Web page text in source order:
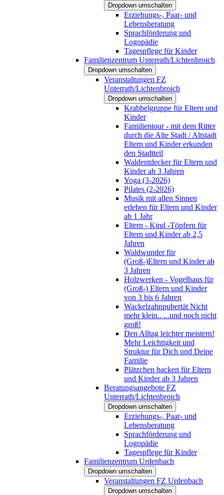
Dropdown umschalten
Erziehungs-, Paar- und
Lebensberatung
Sprachförderung und
Logopädie
Tagespflege für Kinder
Familienzentrum Unterrath/Lichtenbroich
Dropdown umschalten
Veranstaltungen FZ
Unterrath/Lichtenbroich
Dropdown umschalten
Krabbelgruppe für Eltern und
Kinder
Familientour - mit dem Ritter
durch die Alte Stadt / Altstadt
Eltern und Kinder erkunden
den Stadtteil
Waldentdecker für Eltern und
Kinder ab 3 Jahren
Yoga (3-2026)
Pilates (2-2026)
Musik mit allen Sinnen
erleben für Eltern und Kinder
ab 1 Jahr
Eltern - Kind -Töpfern für
Eltern und Kinder ab 2,5
Jahren
Waldwunder für
(Groß-)Eltern und Kinder ab
3 Jahren
Holzwerken - Vogelhaus für
(Groß-) Eltern und Kinder
von 3 bis 6 Jahren
Wackelzahnpubertät Nicht
mehr klein.. ...und noch nicht
groß!
Den Alltag leichter meistern!
Mehr Leichtigkeit und
Struktur für Dich und Deine
Familie
Plätzchen backen für Eltern
und Kinder ab 3 Jahren
Beratungsangebote FZ
Unterrath/Lichtenbroich
Dropdown umschalten
Erziehungs-, Paar- und
Lebensberatung
Sprachförderung und
Logopädie
Tagespflege für Kinder
Familienzentrum Urdenbach
Dropdown umschalten
Veranstaltungen FZ Urdenbach
Dropdown umschalten